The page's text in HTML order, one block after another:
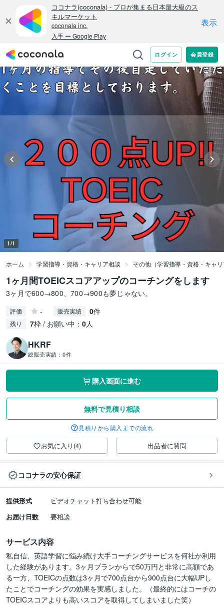
1/1
ホーム 学習指導・資格・キャリア相談 その他（学習指導・資格・キャ
1ヶ月間TOEICスコアアップのコーチングをします
3ヶ月で600→800、700→900も夢じゃない。
評価 - 販売実績 0件
残り 7枠 / お願い中： 0人
HKRF
総販売実績： 0件
購入画面に進む
無料で見積り相談
見積りから購入までの流れ
お気に入り(4) 出品者に質問
ココナラの安心保証
提供形式
ビデオチャット打ち合わせ可能
お届け日数
要相談
サービス内容
私自信、英語学習に悩み続け大手コーチングサービスを何社か利用
した経験があります。3ヶ月プランからで50万円と非常に高額であ
る一方、TOEICの点数は3ヶ月で700点台から900点台に大幅UPし
たことでコーチングの効果を実感しました。（最終的にはコーチの
TOEICスコアよりも高いスコアを取得してしまいました笑）